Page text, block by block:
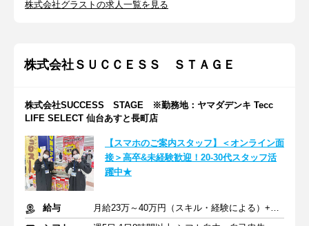
株式会社グラストの求人一覧を見る
株式会社ＳＵＣＣＥＳＳ ＳＴＡＧＥ
株式会社SUCCESS STAGE ※勤務地：ヤマダデンキ Tecc
LIFE SELECT 仙台あすと長町店
【スマホのご案内スタッフ】＜オンライン面
接＞高卒&未経験歓迎！20-30代スタッフ活
躍中★
給与
月給23万～40万円（スキル・経験による）+交通費全額支給